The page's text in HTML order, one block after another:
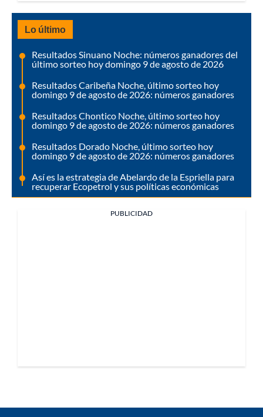
Lo último
Resultados Sinuano Noche: números ganadores del
último sorteo hoy domingo 9 de agosto de 2026
Resultados Caribeña Noche, último sorteo hoy
domingo 9 de agosto de 2026: números ganadores
Resultados Chontico Noche, último sorteo hoy
domingo 9 de agosto de 2026: números ganadores
Resultados Dorado Noche, último sorteo hoy
domingo 9 de agosto de 2026: números ganadores
Así es la estrategia de Abelardo de la Espriella para
recuperar Ecopetrol y sus políticas económicas
PUBLICIDAD